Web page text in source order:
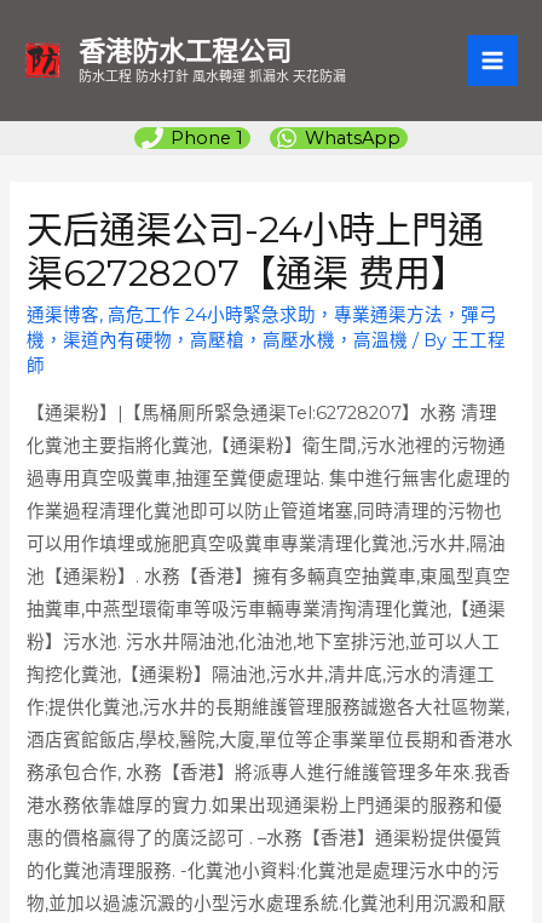
香港防水工程公司
防水工程 防水打針 風水轉運 抓漏水 天花防漏
Phone 1 WhatsApp
天后通渠公司-24小時上門通
渠62728207【通渠 费用】
通渠博客,高危工作 24小時緊急求助，專業通渠方法，彈弓
機，渠道內有硬物，高壓槍，高壓水機，高溫機 / By 王工程
師
【通渠粉】|【馬桶厠所緊急通渠Tel:62728207】水務 清理
化糞池主要指將化糞池,【通渠粉】衛生間,污水池裡的污物通
過專用真空吸糞車,抽運至糞便處理站. 集中進行無害化處理的
作業過程清理化糞池即可以防止管道堵塞,同時清理的污物也
可以用作填埋或施肥真空吸糞車專業清理化糞池,污水井,隔油
池【通渠粉】. 水務【香港】擁有多輛真空抽糞車,東風型真空
抽糞車,中燕型環衛車等吸污車輛專業清掏清理化糞池,【通渠
粉】污水池. 污水井隔油池,化油池,地下室排污池,並可以人工
掏挖化糞池,【通渠粉】隔油池,污水井,清井底,污水的清運工
作;提供化糞池,污水井的長期維護管理服務誠邀各大社區物業,
酒店賓館飯店,學校,醫院,大廈,單位等企事業單位長期和香港水
務承包合作, 水務【香港】將派專人進行維護管理多年來.我香
港水務依靠雄厚的實力.如果出现通渠粉上門通渠的服務和優
惠的價格贏得了的廣泛認可 . –水務【香港】通渠粉提供優質
的化糞池清理服務. -化糞池小資料:化糞池是處理污水中的污
物,並加以過濾沉澱的小型污水處理系統.化糞池利用沉澱和厭